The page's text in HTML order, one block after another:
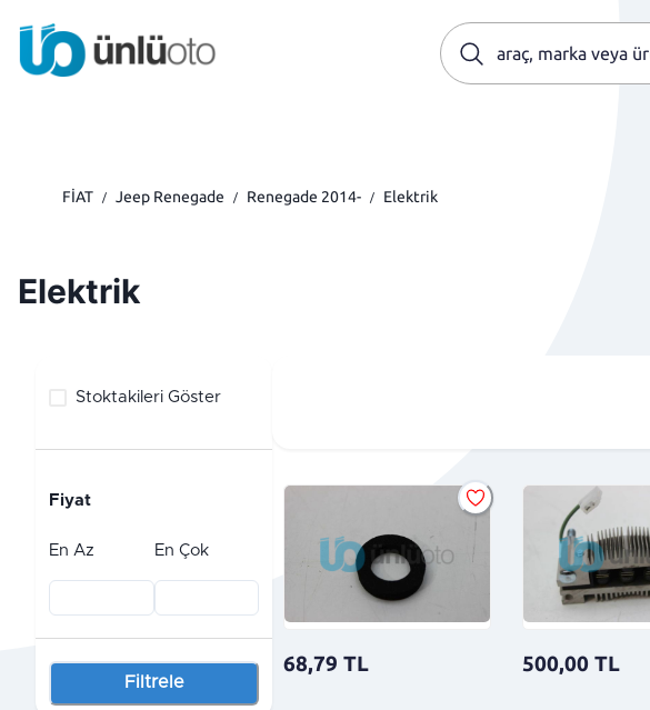
FİAT / Jeep Renegade / Renegade 2014- / Elektrik
Elektrik
Stoktakileri Göster
Fiyat
En Az En Çok
Filtrele
68,79 TL 500,00 TL